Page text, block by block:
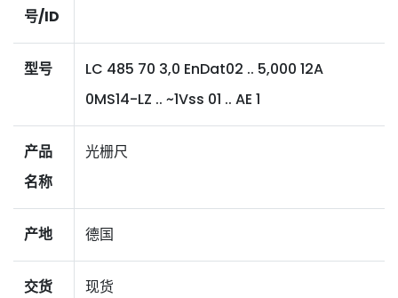
号/ID
型号
LC 485 70 3,0 EnDat02 .. 5,000 12A
0MS14-LZ .. ~1Vss 01 .. AE 1
产品
名称
光栅尺
产地 德国
交货
现货